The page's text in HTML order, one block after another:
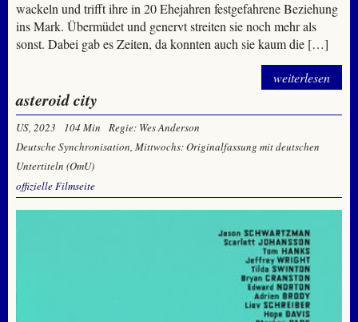
wackeln und trifft ihre in 20 Ehejahren festgefahrene Beziehung
ins Mark. Übermüdet und genervt streiten sie noch mehr als
sonst. Dabei gab es Zeiten, da konnten auch sie kaum die […]
weiterlesen
asteroid city
US, 2023 104 Min
Regie: Wes Anderson
Deutsche Synchronisation, Mittwochs: Originalfassung mit deutschen
Untertiteln (OmU)
offizielle Filmseite